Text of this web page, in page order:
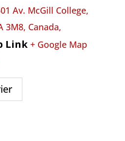
Av. McGill College,
3M8, Canada,
Link + Google Map